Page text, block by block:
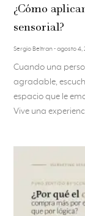
¿Cómo
sensorial?
Sergio Beltran agosto 4,
Cuando una
agradable,
espacio que le
Vive una